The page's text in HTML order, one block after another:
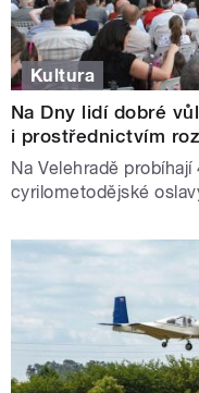
Kultura
Na Dny lidí dobré
i prostřednictvím
Na Velehradě
cyrilometodějské